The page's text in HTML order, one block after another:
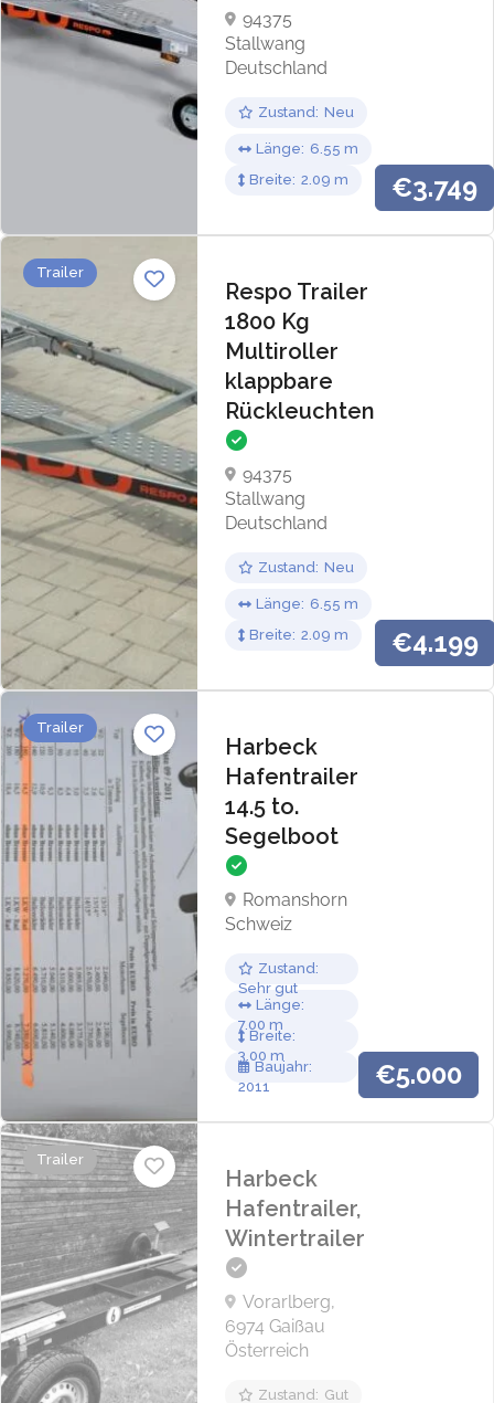
94375
Stallwang
Deutschland
Neu
Zustand
6.55
Länge
2.09
Breite €3.749
Trailer
Respo Trailer
1800 Kg
Multiroller
klappbare
Rückleuchten
94375
Stallwang
Deutschland
Neu
Zustand
6.55
Länge
2.09
Breite €4.199
Trailer
Harbeck
Hafentrailer
14.5 to.
Segelboot
Romanshorn
Schweiz
Sehr gut
Zustand
7.00
Länge
3.00
Breite
2011
Baujahr €5.000
Trailer
Harbeck
Hafentrailer,
Wintertrailer
Vorarlberg,
6974 Gaißau
Österreich
Gut
Zustand